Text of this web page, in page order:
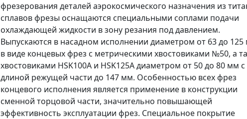
фрезерования деталей аэрокосмического назначения из
сплавов фрезы оснащаются специальными соплами подачи
охлаждающей жидкости в зону резания под давлением.
Выпускаются в насадном исполнении диаметром от 63 до
в виде концевых фрез с метрическими хвостовиками №50, а
хвостовиками HSK100A и HSK125A диаметром от 50 до 80 мм с
длиной режущей части до 147 мм. Особенностью всех фрез
концевого исполнения является применение в конструкции
сменной торцовой части, значительно повышающей
эффективность эксплуатации фрез. Специальное покрытие